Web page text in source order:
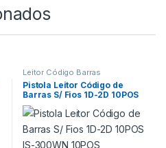
Leitor Código Barras
Pistola Leitor Código de
Barras S/ Fios 1D-2D 10POS
IS-300WN 10POS